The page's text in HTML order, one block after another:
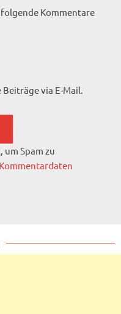
Kommentare
via E-Mail.
um Spam zu